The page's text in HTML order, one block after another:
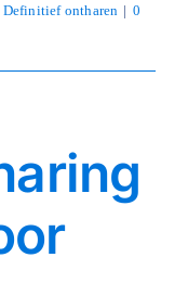
Definitief ontharen | 0